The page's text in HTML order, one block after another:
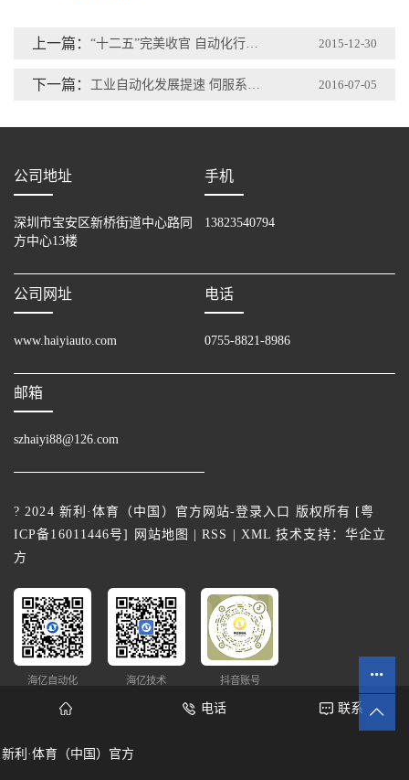
上一篇： “十二五”完美收官 自动化行业修得丰收时刻 2015-12-30
下一篇： 工业自动化发展提速 伺服系统进口替代将加快 2016-07-05
公司地址
深圳市宝安区新桥街道中心路同
方中心13楼
手机
13823540794
公司网址
www.haiyiauto.com
电话
0755-8821-8986
邮箱
szhaiyi88@126.com
? 2024 新利·体育（中国）官方网站-登录入口 版权所有 [粤
ICP备16011446号] 网站地图 |RSS XML 技术支持： 华企立
方
海亿自动化 海亿技术 抖音账号
新利·体育（中国）官方
电话 联系